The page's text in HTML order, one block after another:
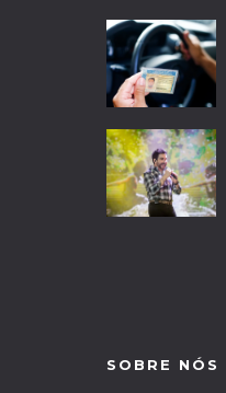
SOBRE NÓS